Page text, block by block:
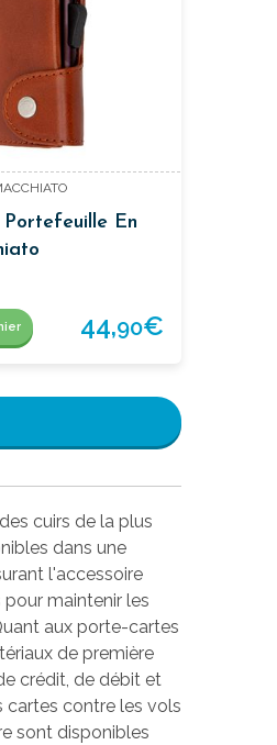
Portefeuille En
44,90€
cuirs de la plus
dans une
l'accessoire
maintenir les
aux porte-cartes
de première
crédit, de débit et
cartes contre les vols
sont disponibles